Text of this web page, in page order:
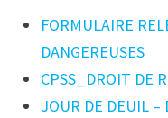
FORMULAIRE
DANGEREUSES
CPSS_DROIT DE
JOUR DE DEUIL –